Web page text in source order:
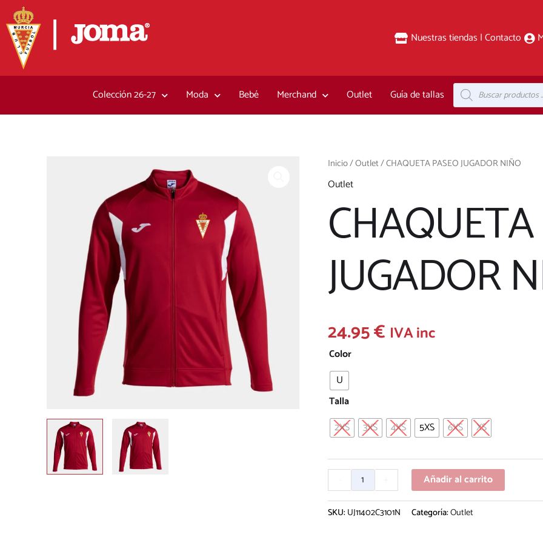
al
contenido
Nuestras tiendas | Contacto
Colección 26-27 Moda Bebé Merchand Outlet Guía de tallas Búsqueda
de
productos
Inicio/Outlet/ CHAQUETA PASEO JUGADOR NIÑO
Outlet
JUGADOR
24.95€ IVA inc
Color
U
Talla
2XS
3XS 4XS 5XS 6XS XS
CHAQUETA
PASEO
JUGADOR
NIÑO
cantidad
Añadir al carrito
SKU: UJ11402C3101N Categoría:Outlet